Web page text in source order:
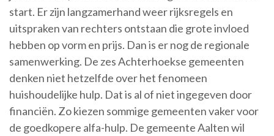
start. Er zijn langzamerhand weer rijksregels en
uitspraken van rechters ontstaan die grote invloed
hebben op vorm en prijs. Dan is er nog de regionale
samenwerking. De zes Achterhoekse gemeenten
denken niet hetzelfde over het fenomeen
huishoudelijke hulp. Dat is al of niet ingegeven door
financiën. Zo kiezen sommige gemeenten vaker voor
de goedkopere alfa-hulp. De gemeente Aalten wil